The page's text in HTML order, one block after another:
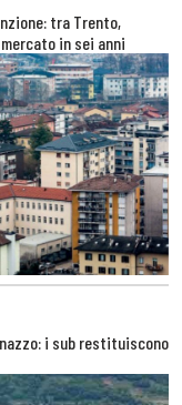
tra Trento,
in sei anni
i sub restituiscono